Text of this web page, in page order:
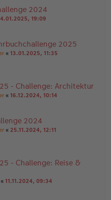
2024
19:09
2025
« 13.01.2025, 11:35
- Challenge: Architektur
« 16.12.2024, 10:14
2024
« 25.11.2024, 12:11
- Challenge: Reise &
« 11.11.2024, 09:34